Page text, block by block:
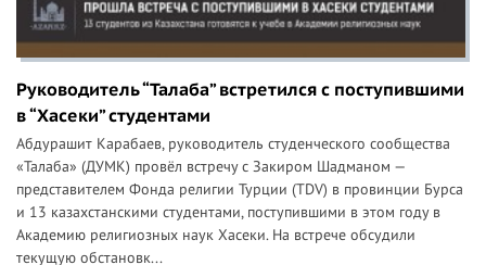
Руководитель “Талаба” встретился с поступившими
в “Хасеки” студентами
Абдурашит Карабаев, руководитель студенческого сообщества
«Талаба» (ДУМК) провёл встречу с Закиром Шадманом —
представителем Фонда религии Турции (TDV) в провинции Бурса
и 13 казахстанскими студентами, поступившими в этом году в
Академию религиозных наук Хасеки. На встрече обсудили
текущую обстановк...